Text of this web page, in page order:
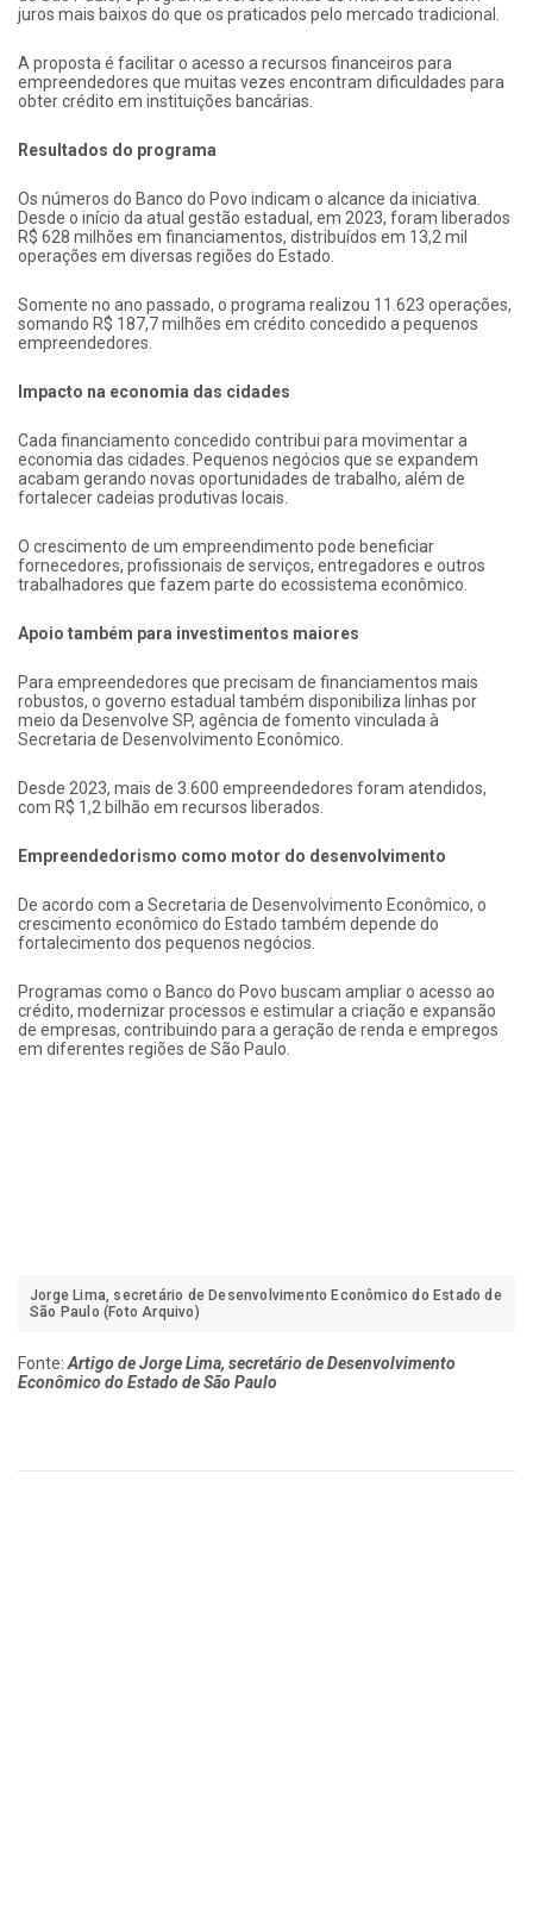
juros mais baixos do que os praticados pelo mercado tradicional.
A proposta é facilitar o acesso a recursos financeiros para
empreendedores que muitas vezes encontram dificuldades para
obter crédito em instituições bancárias.
Resultados do programa
Os números do Banco do Povo indicam o alcance da iniciativa.
Desde o início da atual gestão estadual, em 2023, foram liberados
R$ 628 milhões em financiamentos, distribuídos em 13,2 mil
operações em diversas regiões do Estado.
Somente no ano passado, o programa realizou 11.623 operações,
somando R$ 187,7 milhões em crédito concedido a pequenos
empreendedores.
Impacto na economia das cidades
Cada financiamento concedido contribui para movimentar a
economia das cidades. Pequenos negócios que se expandem
acabam gerando novas oportunidades de trabalho, além de
fortalecer cadeias produtivas locais.
O crescimento de um empreendimento pode beneficiar
fornecedores, profissionais de serviços, entregadores e outros
trabalhadores que fazem parte do ecossistema econômico.
Apoio também para investimentos maiores
Para empreendedores que precisam de financiamentos mais
robustos, o governo estadual também disponibiliza linhas por
meio da Desenvolve SP, agência de fomento vinculada à
Secretaria de Desenvolvimento Econômico.
Desde 2023, mais de 3.600 empreendedores foram atendidos,
com R$ 1,2 bilhão em recursos liberados.
Empreendedorismo como motor do desenvolvimento
De acordo com a Secretaria de Desenvolvimento Econômico, o
crescimento econômico do Estado também depende do
fortalecimento dos pequenos negócios.
Programas como o Banco do Povo buscam ampliar o acesso ao
crédito, modernizar processos e estimular a criação e expansão
de empresas, contribuindo para a geração de renda e empregos
em diferentes regiões de São Paulo.
Jorge Lima, secretário de Desenvolvimento Econômico do Estado de
São Paulo (Foto Arquivo)
Fonte:Artigo de Jorge Lima, secretário de Desenvolvimento
Econômico do Estado de São Paulo